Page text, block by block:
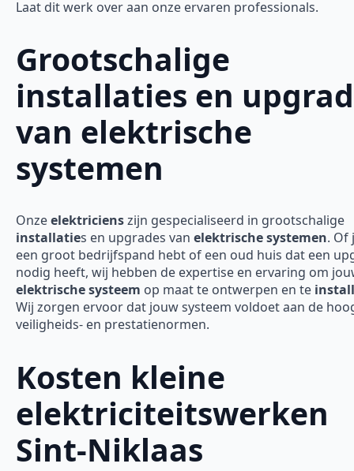
Laat dit werk over aan onze ervaren professionals.
Grootschalige
installaties en
van elektrische
systemen
Onzeelektricienszijn gespecialiseerd in grootschalige
installaties en upgrades van elektrische systemen. Of
een groot bedrijfspand hebt of een oud huis dat een
nodig heeft, wij hebben de expertise en ervaring om
elektrische systeem op maat te ontwerpen en te
Wij zorgen ervoor dat jouw systeem voldoet aan de
veiligheids- en prestatienormen.
Kosten kleine
elektriciteitswerken
Sint-Niklaas